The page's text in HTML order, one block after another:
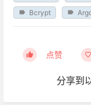
Bcrypt
点赞
分享到